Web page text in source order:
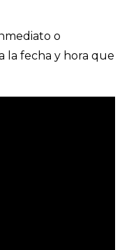
o
la fecha y hora que